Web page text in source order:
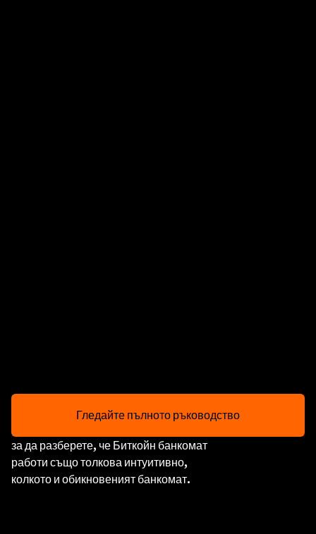
Гледайте пълното ръководство
за да разберете, че Биткойн банкомат
работи също толкова интуитивно,
колкото и обикновеният банкомат.